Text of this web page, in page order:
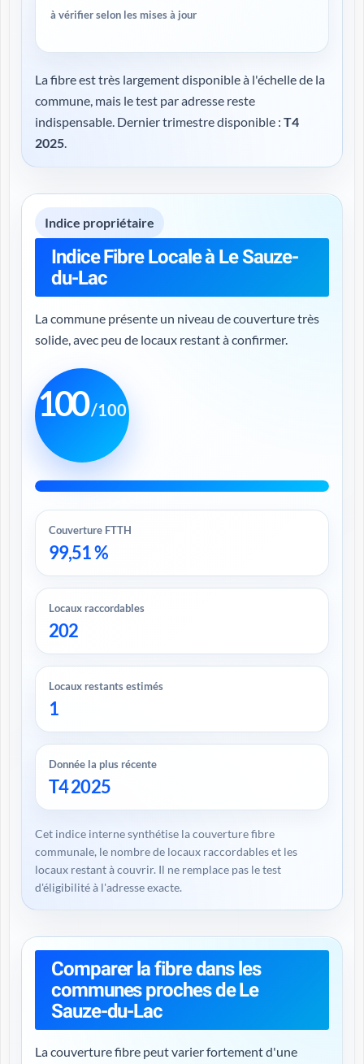
à vérifier selon les mises à jour
La fibre est très largement disponible à l'échelle de la
commune, mais le test par adresse reste
indispensable. Dernier trimestre disponible : T4
2025.
Indice propriétaire
Indice Fibre Locale à Le Sauze-
du-Lac
La commune présente un niveau de couverture très
solide, avec peu de locaux restant à confirmer.
100/100
Couverture FTTH
99,51 %
Locaux raccordables
202
Locaux restants estimés
1
Donnée la plus récente
T4 2025
Cet indice interne synthétise la couverture fibre
communale, le nombre de locaux raccordables et les
locaux restant à couvrir. Il ne remplace pas le test
d'éligibilité à l'adresse exacte.
Comparer la fibre dans les
communes proches de Le
Sauze-du-Lac
La couverture fibre peut varier fortement d'une